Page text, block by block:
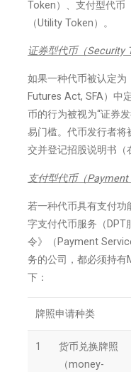
Token）、支付型代币
（Utility Token）。
证券型代币（Security
如果一种代币被认定
Futures Act, SFA）中
币的行为被视为“证券
易门槛。代币发行者将
交并登记招股说明书（
支付型代币（Payment
若一种代币具有支付功
字支付代币服务（DPT
令》（Payment
务的公司，都必须持有
下：
牌照申请种类
1
货币兑换牌照
（money-